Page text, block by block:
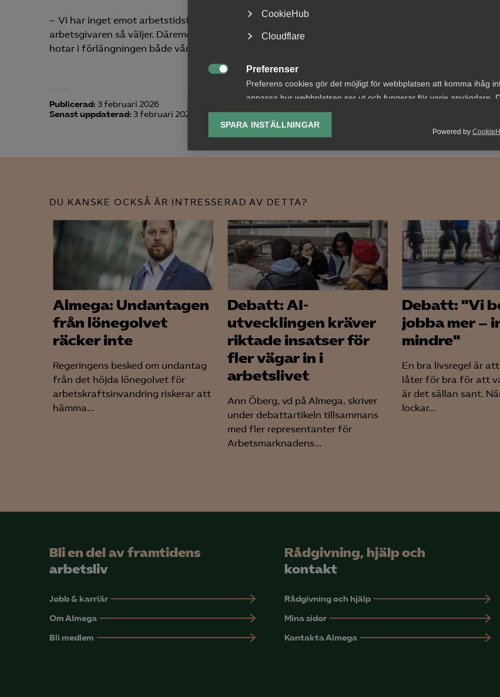
CookieHub
Cloudflare
Preferenser
Preferens cookies gör det möjligt för webbplatsen att komma ihåg
anpassa hur webbplatsen ser ut och fungerar för varje användare.
lagring av vald valuta, region, språk eller färgschema.

Analys-cookies

Marknadsförings-cookies
Marknadsförings-cookies används för att spåra gester på olika
visa relevanta och engagerande annonser.
Meta Pixel
YouTube
LinkedIn Insight
Microsoft Ads
Powered by
SPARA INSTÄLLNINGAR
– Vi har inget emot arbetstidsförkortning i sig, på arbetsplatser med rätt förutsättningar och om
arbetsgivaren så väljer. Däremot motsätter vi oss lagstadgad eller centralt avtalad generell
hotar i förlängningen både vår konkurrenskraft och vår välfärd, säger Maria Möller.
Publicerad: 3 februari 2026
Senast uppdaterad: 3 februari 2026
DU KANSKE OCKSÅ ÄR INTRESSERAD AV DETTA?
Almega: Undantagen
från lönegolvet
räcker inte
Regeringens besked om undantag
från det höjda lönegolvet för
arbetskraftsinvandring riskerar att
hämma...
Debatt: AI-
utvecklingen kräver
riktade insatser för
fler vägar in i
arbetslivet
Ann Öberg, vd på Almega, skriver
under debattartikeln tillsammans
med fler representanter för
Arbetsmarknadens...
Debatt: "Vi
jobba mer –
mindre"
En bra livsregel är
låter för bra för att
är det sällan sant.
lockar...
Bli en del av framtidens
arbetsliv
Jobb & karriär
Om Almega
Bli medlem
Rådgivning, hjälp och
kontakt
Rådgivning och hjälp
Mina sidor
Kontakta Almega